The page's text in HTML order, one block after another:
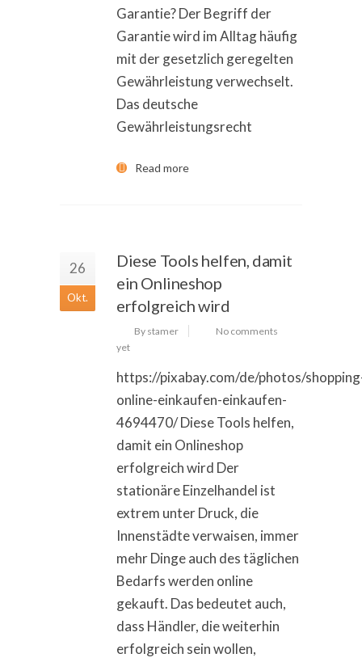
Garantie? Der Begriff der
Garantie wird im Alltag häufig
mit der gesetzlich geregelten
Gewährleistung verwechselt.
Das deutsche
Gewährleistungsrecht
Read more
26
Okt.
Diese Tools helfen, damit
ein Onlineshop
erfolgreich wird
By stamer
No comments
yet
https://pixabay.com/de/photos/
online-einkaufen-einkaufen-
4694470/ Diese Tools helfen,
damit ein Onlineshop
erfolgreich wird Der
stationäre Einzelhandel ist
extrem unter Druck, die
Innenstädte verwaisen, immer
mehr Dinge auch des täglichen
Bedarfs werden online
gekauft. Das bedeutet auch,
dass Händler, die weiterhin
erfolgreich sein wollen,